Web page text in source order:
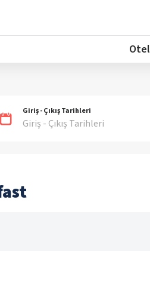
Otel
Giriş - Çıkış Tarihleri
Giriş - Çıkış Tarihleri